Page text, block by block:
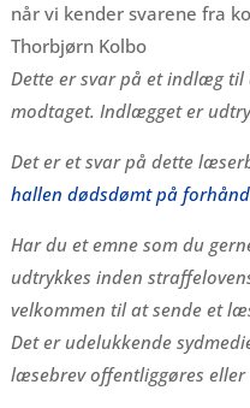
når vi kender svarene fra
Thorbjørn Kolbo
Dette er svar på et indlæg
modtaget. Indlægget er
Det er et svar på dette
hallen dødsdømt på
Har du et emne som du
udtrykkes inden
velkommen til at sende et
Det er udelukkende
læsebrev offentliggøres eller